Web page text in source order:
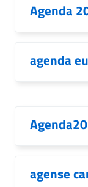
Agenda
agenda
agense